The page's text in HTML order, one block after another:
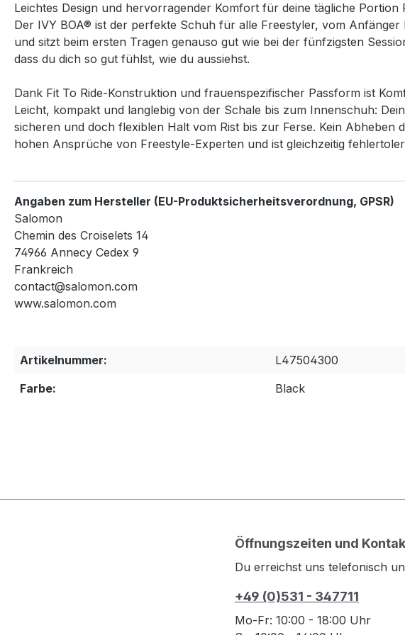
Leichtes Design und hervorragender Komfort für deine tägliche Portion
Der IVY BOA® ist der perfekte Schuh für alle Freestyler, vom
und sitzt beim ersten Tragen genauso gut wie bei der fünfzigsten
dass du dich so gut fühlst, wie du aussiehst.
Dank Fit To Ride-Konstruktion und frauenspezifischer Passform ist
Leicht, kompakt und langlebig von der Schale bis zum Innenschuh:
sicheren und doch flexiblen Halt vom Rist bis zur Ferse. Kein
hohen Ansprüche von Freestyle-Experten und ist gleichzeitig
Angaben zum Hersteller (EU-Produktsicherheitsverordnung, GPSR)
Salomon
Chemin des Croiselets 14
74966 Annecy Cedex 9
Frankreich
contact@salomon.com
www.salomon.com
Artikelnummer:
L47504300
Farbe:
Black
Öffnungszeiten und
Du erreichst uns telefonisch
+49 (0)531 - 347711
Mo-Fr: 10:00 - 18:00 Uhr